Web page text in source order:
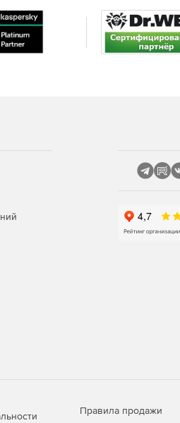
Правила продажи